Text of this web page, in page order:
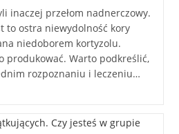
inaczej przełom nadnerczowy.
to ostra niewydolność kory
niedoborem kortyzolu.
produkować. Warto podkreślić,
rozpoznaniu i leczeniu…